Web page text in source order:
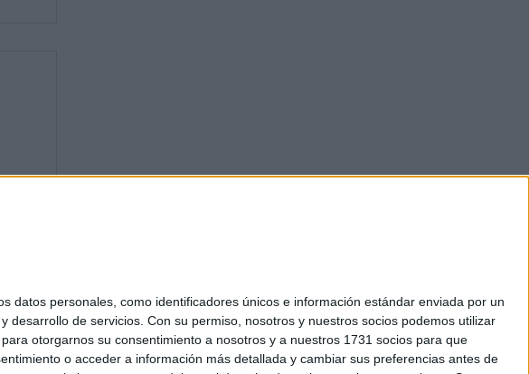
datos personales, como identificadores únicos e información estándar enviada por un
desarrollo de servicios. Con su permiso, nosotros y nuestros socios podemos utilizar
otorgarnos su consentimiento a nosotros y a nuestros 1731 socios para que
o acceder a información más detallada y cambiar sus preferencias antes de
|Política de cookies